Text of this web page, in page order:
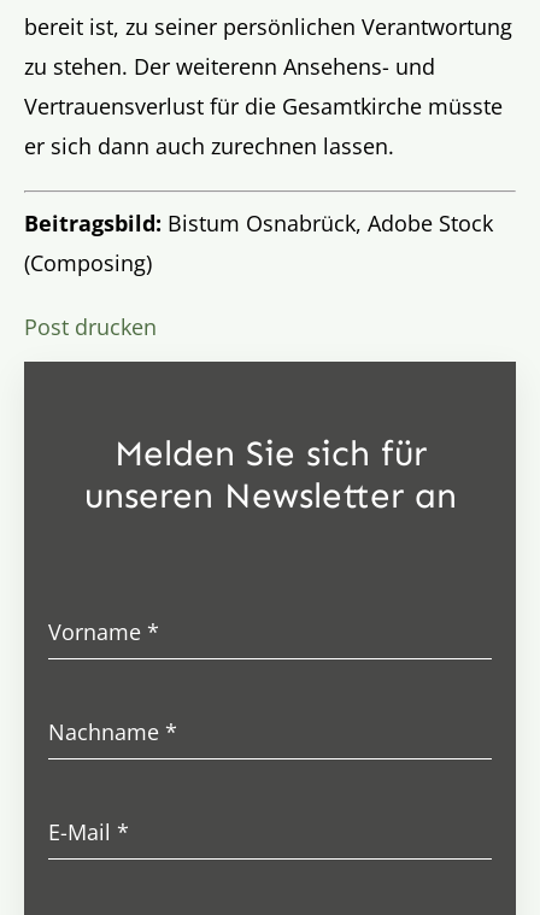
bereit ist, zu seiner persönlichen Verantwortung
zu stehen. Der weiterenn Ansehens- und
Vertrauensverlust für die Gesamtkirche müsste
er sich dann auch zurechnen lassen.
Beitragsbild: Bistum Osnabrück, Adobe Stock
(Composing)
Post drucken
Melden Sie sich für
unseren Newsletter an
Vorname*
Nachname*
E-Mail*